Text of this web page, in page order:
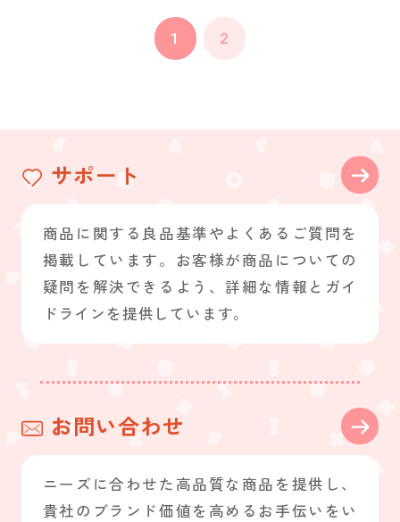
1 2
サポート
商品に関する良品基準やよくあるご質問を
掲載しています。お客様が商品についての
疑問を解決できるよう、詳細な情報とガイ
ドラインを提供しています。
お問い合わせ
ニーズに合わせた高品質な商品を提供し、
貴社のブランド価値を高めるお手伝いをい